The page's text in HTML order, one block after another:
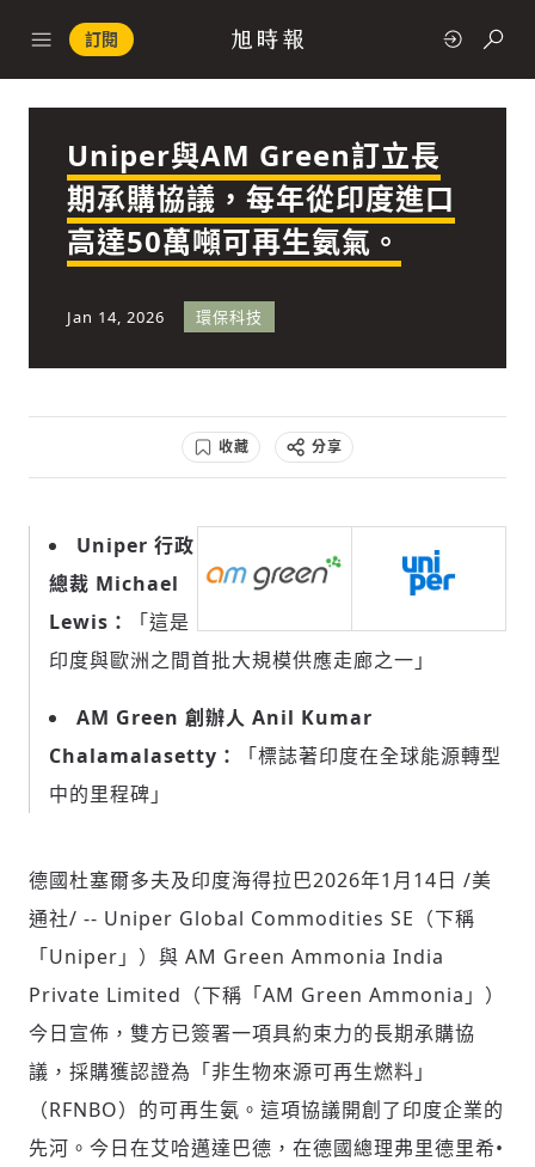
訂閱
快速連結
政治
科技
社會
Uniper與AM Green訂立長
期承購協議，每年從印度進口
高達50萬噸可再生氨氣。
Jan 14, 2026 環保科技
收藏 分享
Uniper 行政
總裁 Michael
Lewis：
「這是
印度與歐洲之間首批大規模供應走廊之一」
AM Green 創辦人 Anil Kumar
Chalamalasetty：
「標誌著印度在全球能源轉型
中的里程碑」
德國杜塞爾多夫及印度海得拉巴2026年1月14日 /美
通社/ -- Uniper Global Commodities SE（下稱
「Uniper」）與 AM Green Ammonia India
Private Limited（下稱「AM Green Ammonia」）
今日宣佈，雙方已簽署一項具約束力的長期承購協
議，採購獲認證為「非生物來源可再生燃料」
（RFNBO）的可再生氨。這項協議開創了印度企業的
先河。今日在艾哈邁達巴德，在德國總理弗里德里希•